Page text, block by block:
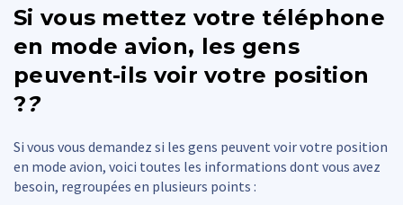
Si vous mettez votre téléphone
en mode avion, les gens
peuvent-ils voir votre position
??
Si vous vous demandez si les gens peuvent voir votre position
en mode avion, voici toutes les informations dont vous avez
besoin, regroupées en plusieurs points :